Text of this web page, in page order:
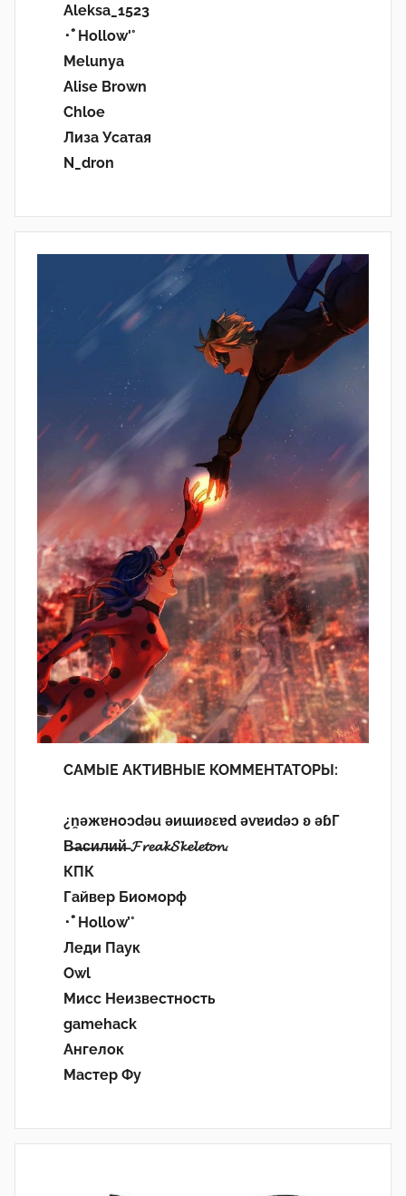
Aleksa_1523
･ﾟHollow'°
Melunya
Alise Brown
Chloe
Лиза Усатая
N_dron
САМЫЕ АКТИВНЫЕ КОММЕНТАТОРЫ:
¿n̯ǝжɐноɔdǝu ǝиɯиʚεɐd ǝvɐиdǝɔ ʚ ǝɓГ
В̶а̶с̶и̶л̶и̶й̶ 𝓕𝓻𝓮𝓪𝓴𝓢𝓴𝓮𝓵𝓮𝓽𝓸𝓷.
КПК
Гайвер Биоморф
･ﾟHollow’°
Леди Паук
Owl
Мисс Неизвестность
gamehack
Ангелок
Мастер Фу